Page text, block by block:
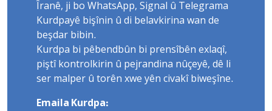
Îranê, ji bo WhatsApp, Signal û Telegrama
Kurdpayê bişînin û di belavkirina wan de
beşdar bibin.
Kurdpa bi pêbendbûn bi prensîbên exlaqî,
piştî kontrolkirin û pejrandina nûçeyê, dê li
ser malper û torên xwe yên civakî biweşîne.
Emaila Kurdpa: